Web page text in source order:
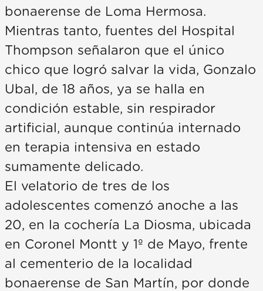
bonaerense de Loma Hermosa.
Mientras tanto, fuentes del Hospital
Thompson señalaron que el único
chico que logró salvar la vida, Gonzalo
Ubal, de 18 años, ya se halla en
condición estable, sin respirador
artificial, aunque continúa internado
en terapia intensiva en estado
sumamente delicado.
El velatorio de tres de los
adolescentes comenzó anoche a las
20, en la cochería La Diosma, ubicada
en Coronel Montt y 1º de Mayo, frente
al cementerio de la localidad
bonaerense de San Martín, por donde